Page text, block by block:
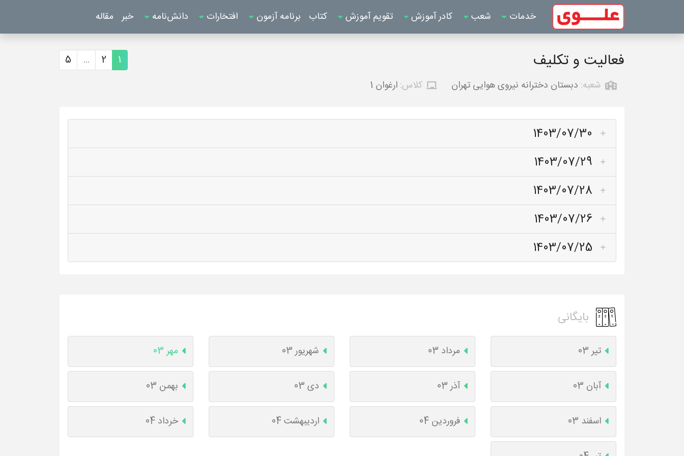
خدمات شعب کادر آموزش تقویم آموزش کتاب برنامه آزمون افتخارات دانش‌نامه خبر مقاله
فعالیت و تکلیف 1
2
...
5
شعبه: دبستان دخترانه نیروی هوایی تهران کلاس: ارغوان 1
1403/07/30
1403/07/29
1403/07/28
1403/07/26
1403/07/25
بایگانی
تیر 03 مرداد 03 شهریور 03 مهر 03
آبان 03 آذر 03 دی 03 بهمن 03
اسفند 03 فروردین 04 اردیبهشت 04 خرداد 04